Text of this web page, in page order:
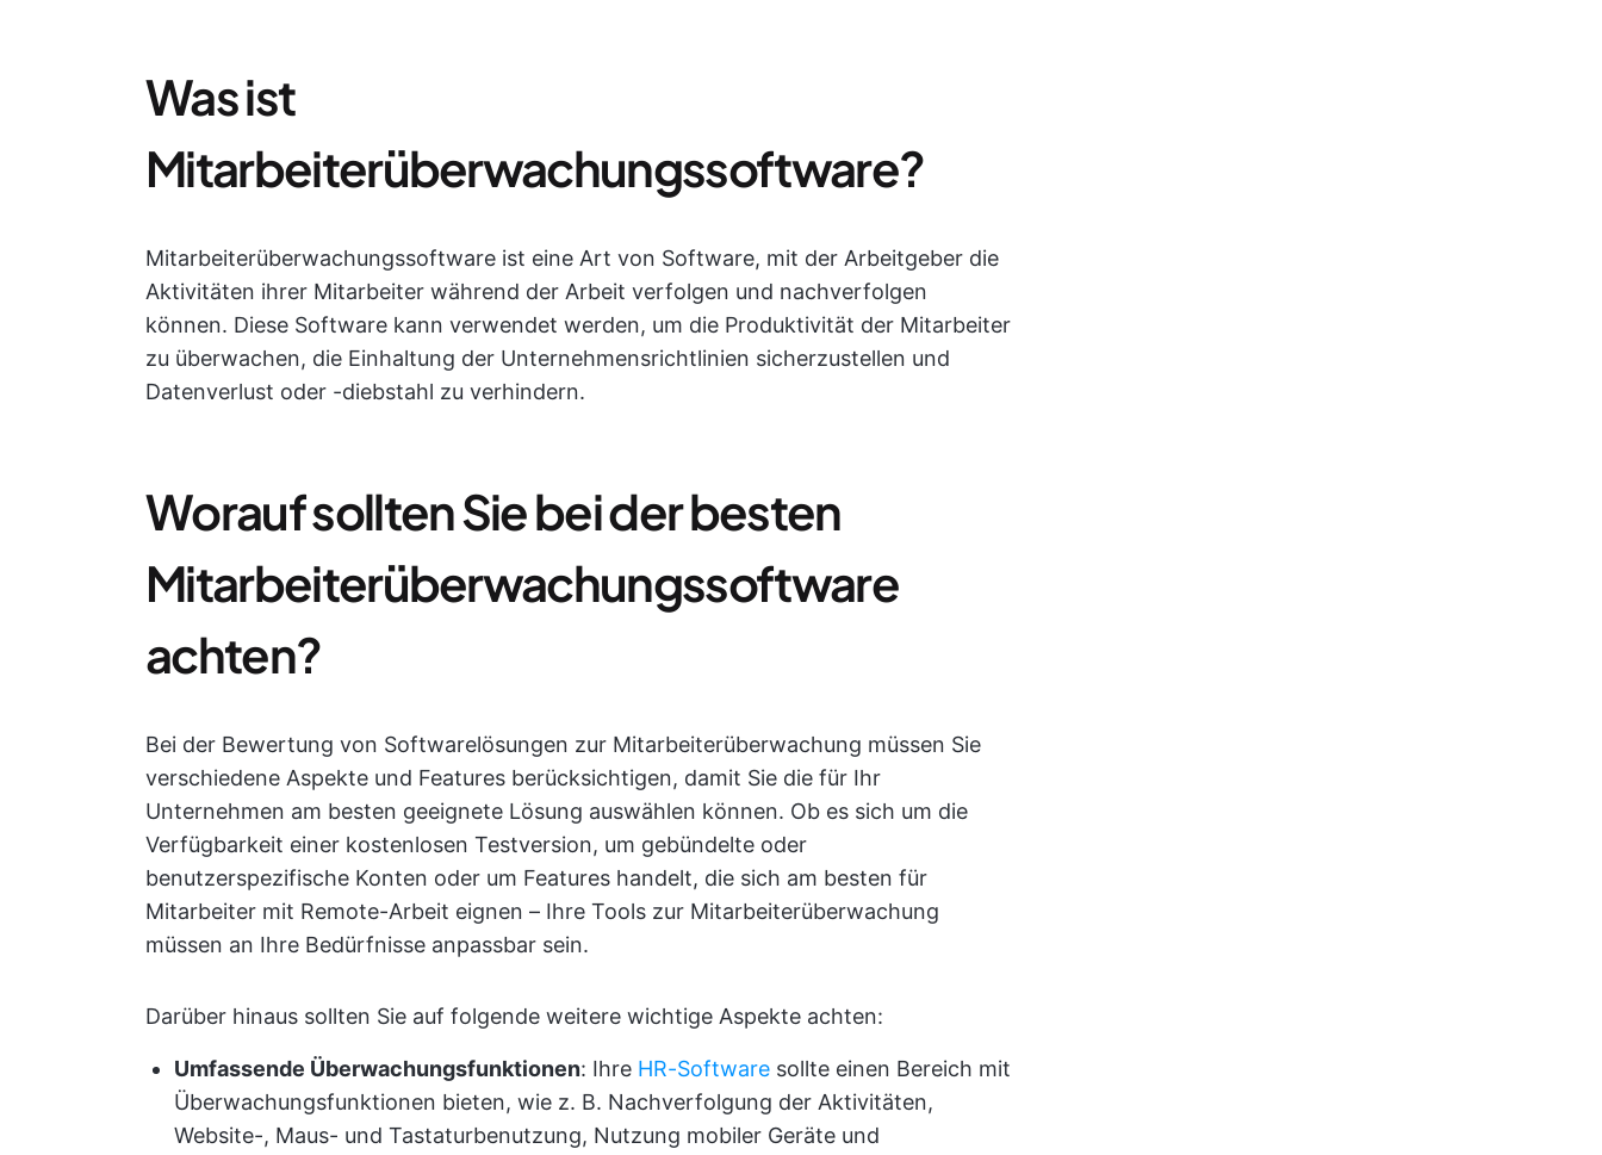
Was ist
Mitarbeiterüberwachungssoftware?
Mitarbeiterüberwachungssoftware ist eine Art von Software, mit der Arbeitgeber die
Aktivitäten ihrer Mitarbeiter während der Arbeit verfolgen und nachverfolgen
können. Diese Software kann verwendet werden, um die Produktivität der Mitarbeiter
zu überwachen, die Einhaltung der Unternehmensrichtlinien sicherzustellen und
Datenverlust oder -diebstahl zu verhindern.
Worauf sollten Sie bei der besten
Mitarbeiterüberwachungssoftware
achten?
Bei der Bewertung von Softwarelösungen zur Mitarbeiterüberwachung müssen Sie
verschiedene Aspekte und Features berücksichtigen, damit Sie die für Ihr
Unternehmen am besten geeignete Lösung auswählen können. Ob es sich um die
Verfügbarkeit einer kostenlosen Testversion, um gebündelte oder
benutzerspezifische Konten oder um Features handelt, die sich am besten für
Mitarbeiter mit Remote-Arbeit eignen – Ihre Tools zur Mitarbeiterüberwachung
müssen an Ihre Bedürfnisse anpassbar sein.
Darüber hinaus sollten Sie auf folgende weitere wichtige Aspekte achten:
Umfassende Überwachungsfunktionen: Ihre HR-Software sollte einen Bereich mit
Überwachungsfunktionen bieten, wie z. B. Nachverfolgung der Aktivitäten,
Website-, Maus- und Tastaturbenutzung, Nutzung mobiler Geräte und